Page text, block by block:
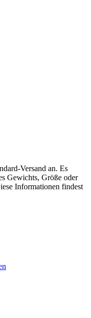
Versand an. Es
Gewichts, Größe oder
Informationen findest